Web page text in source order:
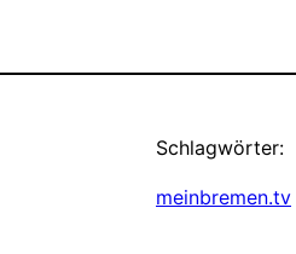
Schlagwörter:
meinbremen.tv